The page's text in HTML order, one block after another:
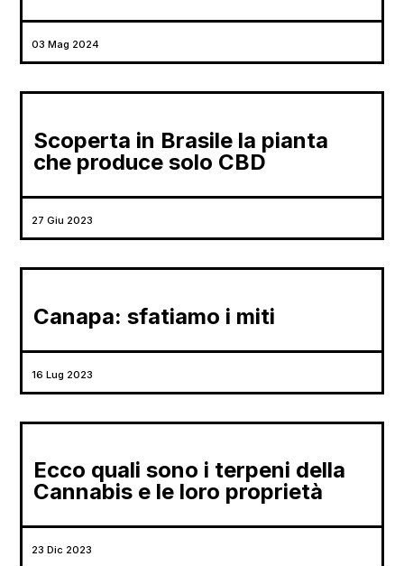
03 Mag 2024
Scoperta in Brasile la pianta
che produce solo CBD
27 Giu 2023
Canapa: sfatiamo i miti
16 Lug 2023
Ecco quali sono i terpeni della
Cannabis e le loro proprietà
23 Dic 2023